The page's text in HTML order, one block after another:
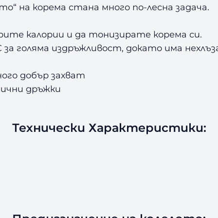
с
m
i
n
на корема стана много по-лесна задача.
калории и да тонизирате корема си.
голяма издръжливост, докато има
добър захват
дръжки
Технически Характеристики: